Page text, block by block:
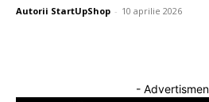
Autorii StartUpShop - 10 aprilie 2026
-